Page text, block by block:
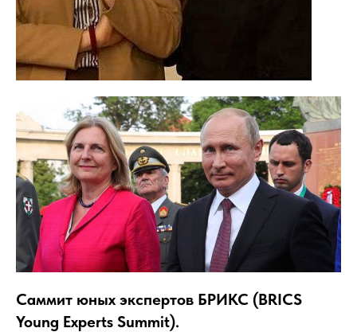
Саммит юных экспертов БРИКС (BRICS
Young Experts Summit).